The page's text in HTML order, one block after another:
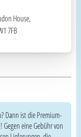
House,
7FB
Dann ist die Premium-
Gegen eine Gebühr von